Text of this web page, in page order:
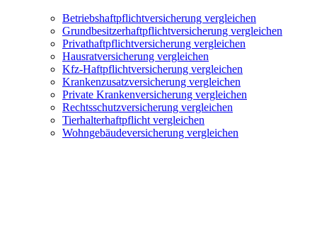
Betriebshaftpflichtversicherung vergleichen
Grundbesitzerhaftpflichtversicherung vergleichen
Privathaftpflichtversicherung vergleichen
Hausratversicherung vergleichen
Kfz-Haftpflichtversicherung vergleichen
Krankenzusatzversicherung vergleichen
Private Krankenversicherung vergleichen
Rechtsschutzversicherung vergleichen
Tierhalterhaftpflicht vergleichen
Wohngebäudeversicherung vergleichen